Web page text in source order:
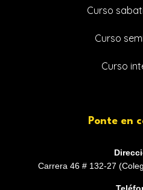
Curso
Curso
Curso
Ponte en
Carrera 46 # 132-27